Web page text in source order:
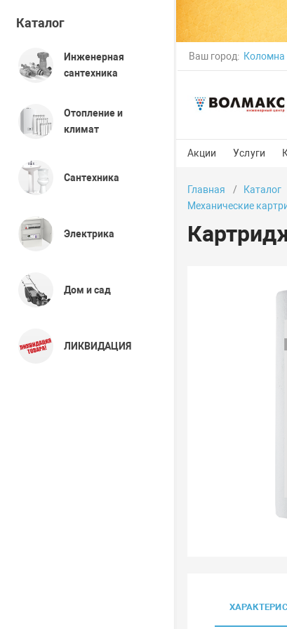
Ваш город: Коломна
Акции Услуги
Каталог
Инженерная
сантехника
Отопление и
климат
Сантехника
Электрика
Дом и сад
ЛИКВИДАЦИЯ
Главная Каталог
Механические